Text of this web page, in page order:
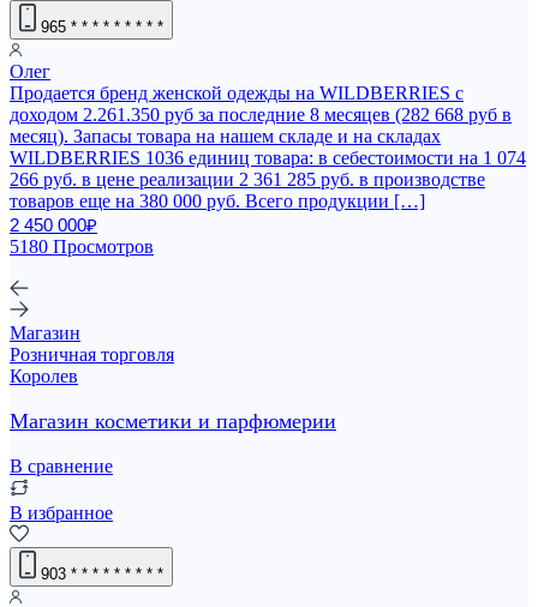
965 * * * * * * * * *
Олег
Продается бренд женской одежды на WILDBERRIES с
доходом 2.261.350 руб за последние 8 месяцев (282 668 руб в
месяц). Запасы товара на нашем складе и на складах
WILDBERRIES 1036 единиц товара: в себестоимости на 1 074
266 руб. в цене реализации 2 361 285 руб. в производстве
товаров еще на 380 000 руб. Всего продукции […]
2 450 000₽
5180 Просмотров
Магазин
Розничная торговля
Королев
Магазин косметики и парфюмерии
В сравнение
В избранное
903 * * * * * * * * *